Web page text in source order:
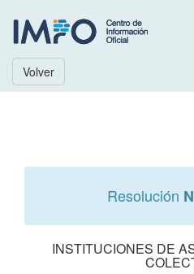
Volver
Resolución
INSTITUCIONES DE